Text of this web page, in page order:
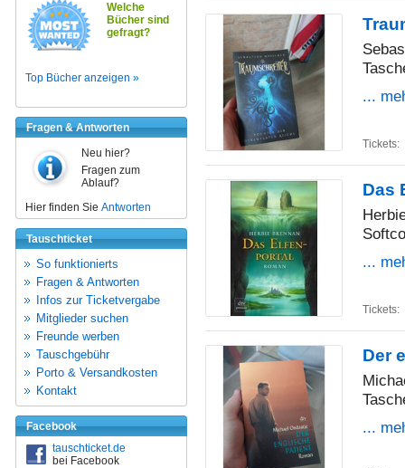
Welche
Bücher sind
gefragt?
Top Bücher anzeigen »
Fragen & Antworten
Neu hier?
Fragen zum
Ablauf?
Hier finden Sie Antworten
Tauschticket
So funktionierts
Fragen & Antworten
Infos zur Ticketvergabe
Mitglieder suchen
Freunde werben
Tauschgebühr
Porto & Versandkosten
Kontakt
Facebook
tauschticket.de
bei Facebook
...
Tickets:
Das
...
Tickets:
Der
...